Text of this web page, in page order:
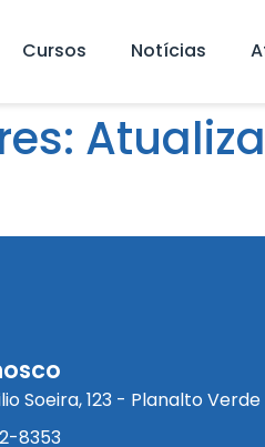
Cursos Notícias
Soeira, 123 - Planalto
8353